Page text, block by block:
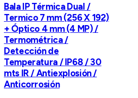
Bala IP Térmica Dual /
Termico 7 mm (256 X 192)
+ Óptico 4 mm (4 MP) /
Termométrica /
Detección de
Temperatura / IP68 / 30
mts IR / Antiexplosión /
Anticorrosión